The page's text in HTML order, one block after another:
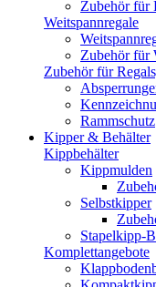
Zubehör für
Weitspannregale
Zubehör für
Zubehör für
Rammschutz
Kipper & Behälter
Kippbehälter
Kippmulden
Selbstkipper
Stapelkipp-
Komplettangebote